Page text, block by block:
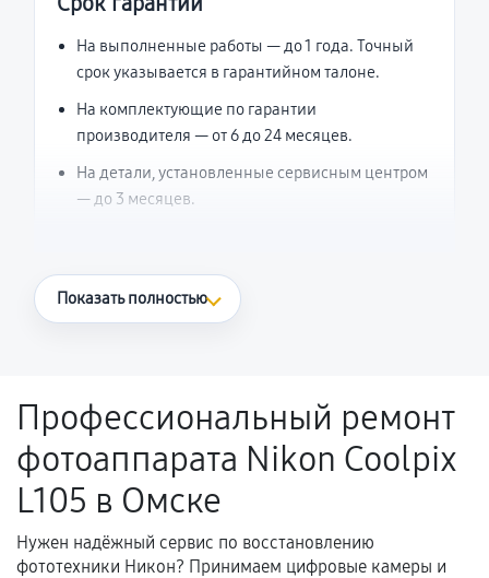
На выполненные работы — до 1 года. Точный
срок указывается в гарантийном талоне.
На комплектующие по гарантии
производителя — от 6 до 24 месяцев.
На детали, установленные сервисным центром
— до 3 месяцев.
Что считается гарантийным случаем
Поломка установленной детали при
нормальной эксплуатации в течение
гарантийного срока.
Несоответствие комплектующей заявленным
техническим характеристикам.
Показать полностью
Профессиональный ремонт
фотоаппарата Nikon Coolpix
L105 в Омске
Нужен надёжный сервис по восстановлению
фототехники Никон? Принимаем цифровые камеры и